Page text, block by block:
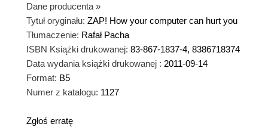
Dane producenta »
Tytuł oryginału: ZAP! How your computer can hurt you
Tłumaczenie: Rafał Pacha
ISBN Książki drukowanej: 83-867-1837-4, 8386718374
Data wydania książki drukowanej : 2011-09-14
Format: B5
Numer z katalogu: 1127
Zgłoś erratę